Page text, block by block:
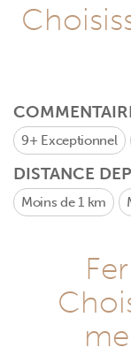
9+ Exceptionnel
DISTANCE
Moins de 1 km